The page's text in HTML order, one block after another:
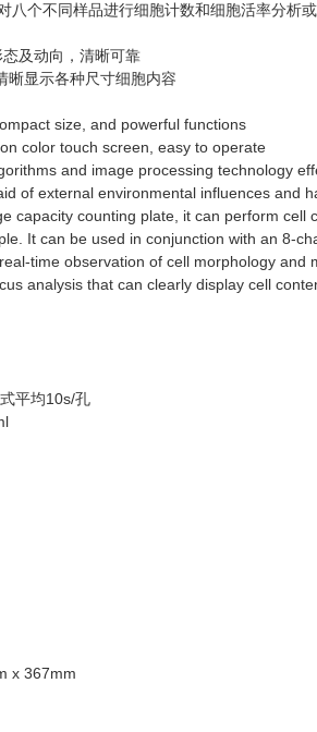
八个不同样品进行细胞计数和细胞活率分
及动向，清晰可靠
晰显示各种尺寸细胞内容
size, and powerful functions
color touch screen, easy to operate
and image processing technology
of external environmental influences and
capacity counting plate, it can perform
It can be used in conjunction with an 8-
time observation of cell morphology and
analysis that can clearly display cell
平均10s/孔
x 367mm